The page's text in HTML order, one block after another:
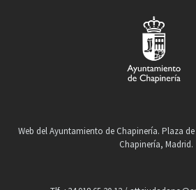
Web del Ayuntamiento de Chapinería. Plaza
Chapinería, Madrid.